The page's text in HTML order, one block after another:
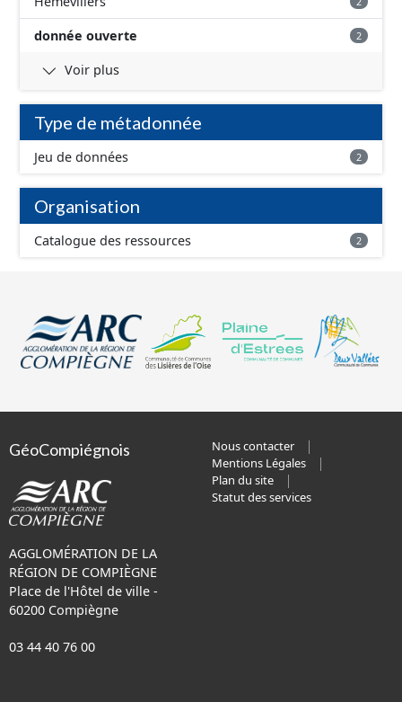
donnée ouverte 2
Voir plus
Type de métadonnée
Jeu de données 2
Organisation
Catalogue des ressources 2
GéoCompiégnois
AGGLOMÉRATION DE LA
RÉGION DE COMPIÈGNE
Place de l'Hôtel de ville -
60200 Compiègne
03 44 40 76 00
Nous contacter
Mentions Légales
Plan du site
Statut des services